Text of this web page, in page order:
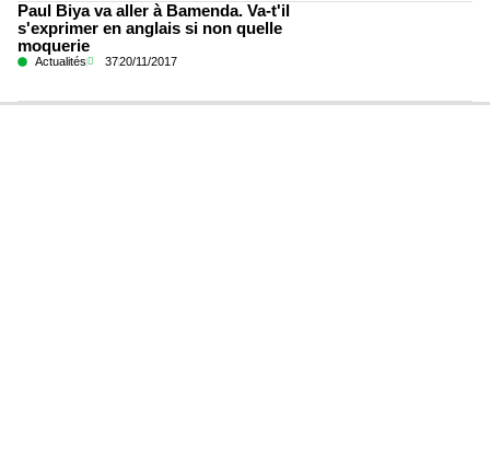
Paul Biya va aller à Bamenda. Va-t'il
s'exprimer en anglais si non quelle
moquerie
Actualités 3720/11/2017